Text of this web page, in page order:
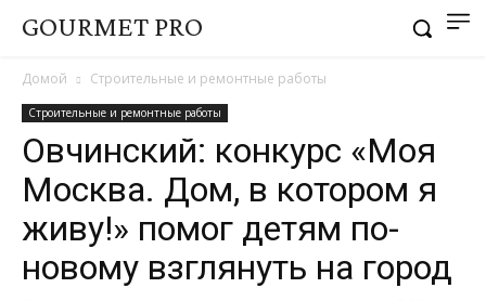
GOURMET PRO
Домой Строительные и ремонтные работы
Строительные и ремонтные работы
Овчинский: конкурс «Моя
Москва. Дом, в котором я
живу!» помог детям по-
новому взглянуть на город